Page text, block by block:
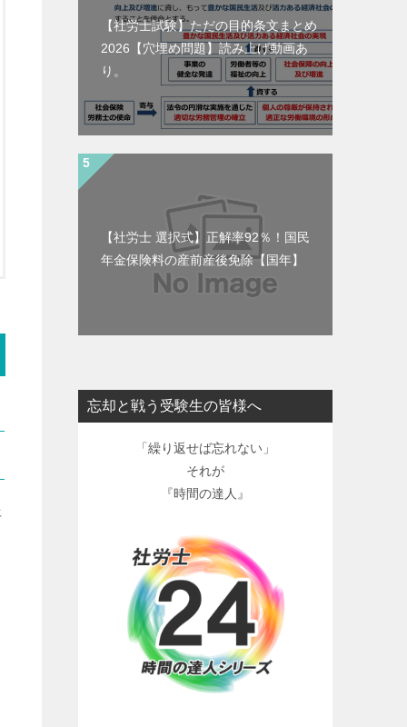
【社労士試験】ただの目的条文まとめ
2026【穴埋め問題】読み上げ動画あ
り。
【社労士 選択式】正解率92％！国民
年金保険料の産前産後免除【国年】
忘却と戦う受験生の皆様へ
「繰り返せば忘れない」
それが
『時間の達人』